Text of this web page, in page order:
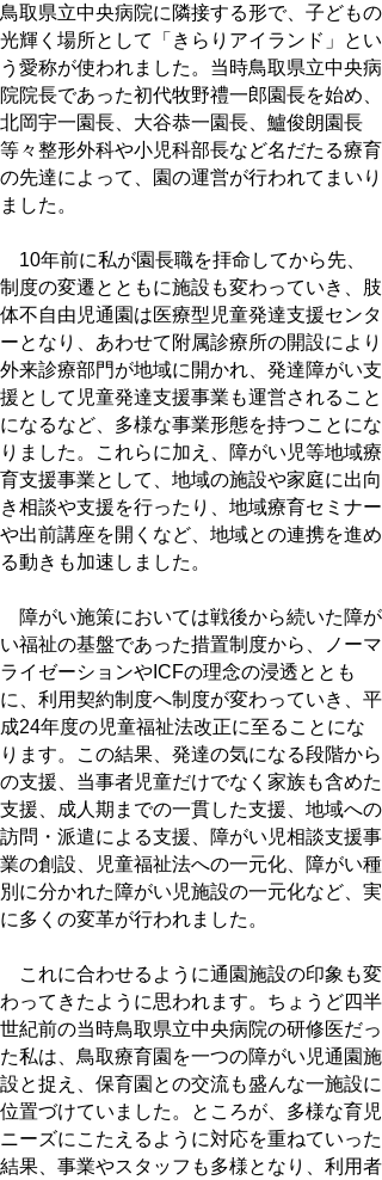
鳥取県立中央病院に隣接する形で、子どもの
光輝く場所として「きらりアイランド」とい
う愛称が使われました。当時鳥取県立中央病
院院長であった初代牧野禮一郎園長を始め、
北岡宇一園長、大谷恭一園長、鱸俊朗園長
等々整形外科や小児科部長など名だたる療育
の先達によって、園の運営が行われてまいり
ました。
10年前に私が園長職を拝命してから先、
制度の変遷とともに施設も変わっていき、肢
体不自由児通園は医療型児童発達支援センタ
ーとなり、あわせて附属診療所の開設により
外来診療部門が地域に開かれ、発達障がい支
援として児童発達支援事業も運営されること
になるなど、多様な事業形態を持つことにな
りました。これらに加え、障がい児等地域療
育支援事業として、地域の施設や家庭に出向
き相談や支援を行ったり、地域療育セミナー
や出前講座を開くなど、地域との連携を進め
る動きも加速しました。
障がい施策においては戦後から続いた障が
い福祉の基盤であった措置制度から、ノーマ
ライゼーションやICFの理念の浸透ととも
に、利用契約制度へ制度が変わっていき、平
成24年度の児童福祉法改正に至ることにな
ります。この結果、発達の気になる段階から
の支援、当事者児童だけでなく家族も含めた
支援、成人期までの一貫した支援、地域への
訪問・派遣による支援、障がい児相談支援事
業の創設、児童福祉法への一元化、障がい種
別に分かれた障がい児施設の一元化など、実
に多くの変革が行われました。
これに合わせるように通園施設の印象も変
わってきたように思われます。ちょうど四半
世紀前の当時鳥取県立中央病院の研修医だっ
た私は、鳥取療育園を一つの障がい児通園施
設と捉え、保育園との交流も盛んな一施設に
位置づけていました。ところが、多様な育児
ニーズにこたえるように対応を重ねていった
結果、事業やスタッフも多様となり、利用者